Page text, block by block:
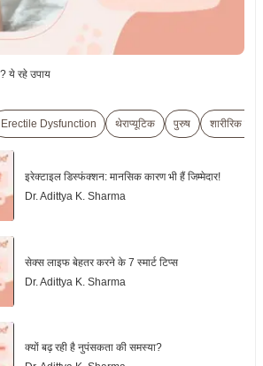
ये रहे उपाय
Erectile Dysfunction थेराप्यूटिक पुरुष शारीरिक जाँच
इरेक्टाइल डिस्फंक्शन: मानसिक कारण भी हैं जिम्मेदार!
Dr. Adittya K. Sharma
सेक्स लाइफ बेहतर करने के 7 स्मार्ट टिप्स
Dr. Adittya K. Sharma
क्यों बढ़ रही है नुपंसकता की समस्या?